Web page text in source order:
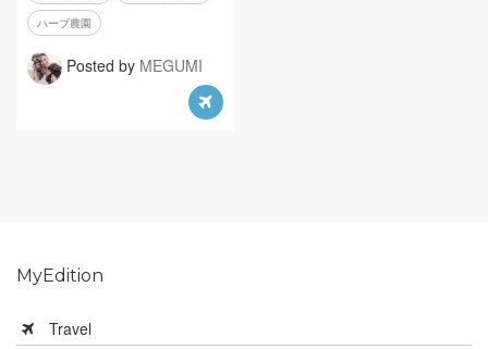
ハーブ農園
Posted by MEGUMI
MyEdition
Travel